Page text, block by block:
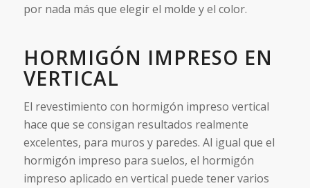
por nada más que elegir el molde y el color.
HORMIGÓN IMPRESO EN
VERTICAL
El revestimiento con hormigón impreso vertical
hace que se consigan resultados realmente
excelentes, para muros y paredes. Al igual que el
hormigón impreso para suelos, el hormigón
impreso aplicado en vertical puede tener varios